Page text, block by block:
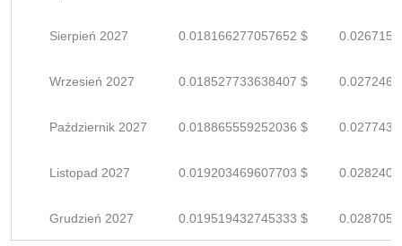
Sierpień 2027 0.018166277057652 $
Wrzesień 2027 0.018527733638407 $
Październik 2027 0.018865559252036 $
Listopad 2027 0.019203469607703 $
Grudzień 2027 0.019519432745333 $